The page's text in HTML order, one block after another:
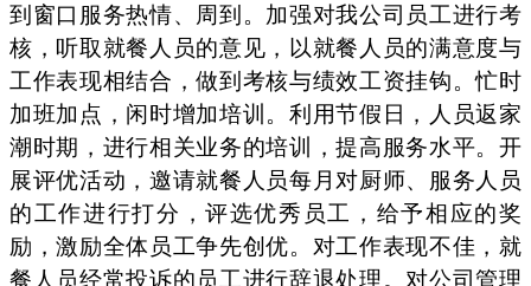
到窗口服务热情、周到。加强对我公司员工进行考
核，听取就餐人员的意见，以就餐人员的满意度与
工作表现相结合，做到考核与绩效工资挂钩。忙时
加班加点，闲时增加培训。利用节假日，人员返家
潮时期，进行相关业务的培训，提高服务水平。开
展评优活动，邀请就餐人员每月对厨师、服务人员
的工作进行打分，评选优秀员工，给予相应的奖
励，激励全体员工争先创优。对工作表现不佳，就
餐人员经常投诉的员工进行辞退处理。对公司管理